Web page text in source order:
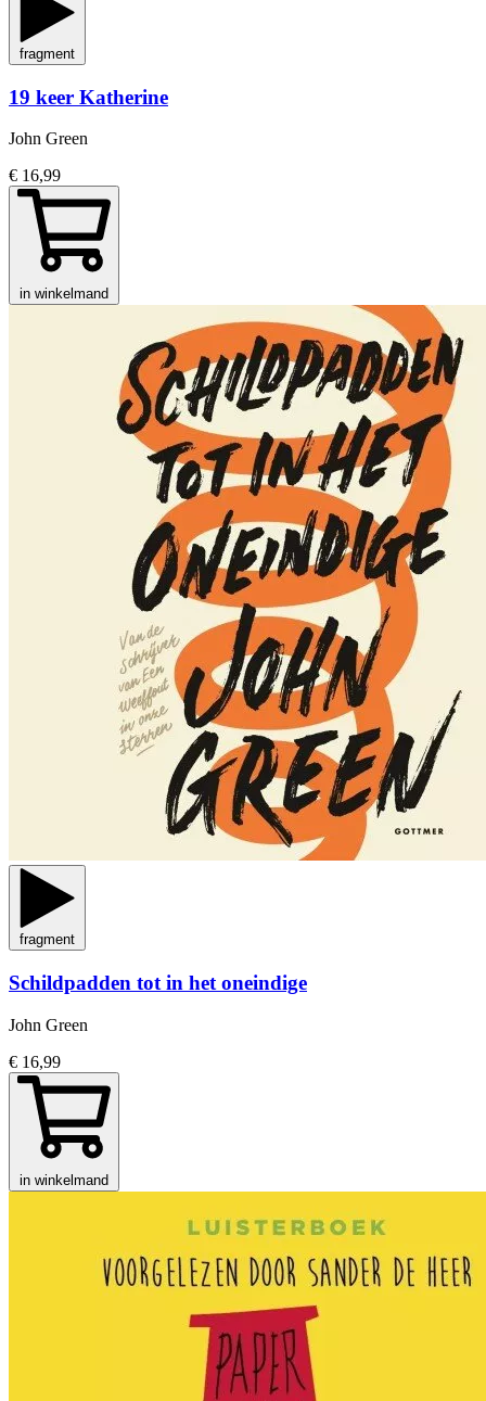
fragment
19 keer Katherine
John Green
€ 16,99
in winkelmand
fragment
Schildpadden tot in het oneindige
John Green
€ 16,99
in winkelmand